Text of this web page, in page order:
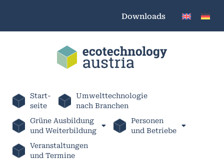
Downloads
Start-
seite
Umwelttechnologie
nach Branchen
Grüne Ausbildung
und Weiterbildung
Personen
und Betriebe
Veranstaltungen
und Termine